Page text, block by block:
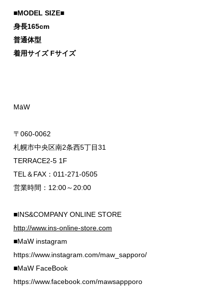
■MODEL SIZE■
身長165cm
普通体型
着用サイズ Fサイズ
MāW
〒060-0062
札幌市中央区南2条西5丁目31
TERRACE2-5 1F
TEL＆FAX：011-271-0505
営業時間：12:00～20:00
■INS&COMPANY ONLINE STORE
http://www.ins-online-store.com
■MaW instagram
https://www.instagram.com/maw_sapporo/
■MaW FaceBook
https://www.facebook.com/mawsappporo